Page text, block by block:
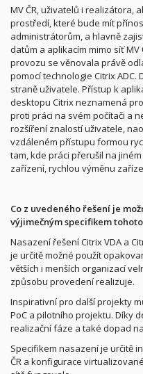
MV ČR, uživatelů i realizátora,
prostředí, které bude mít
administrátorům, a hlavně
datům a aplikacím mimo síť
provozu se věnovala právě
pomocí technologie Citrix
straně uživatele. Přístup k
desktopu Citrix neznamená
proti práci na svém počítači a
rozšíření znalostí uživatele,
vzdáleném přístupu formou
tam, kde práci přerušil na
zařízení, rychlou výměnu
Co z uvedeného řešení je
výjimečným specifikem
Nasazení řešení Citrix VDA a
je určitě možné použít
větších i menších organizací
způsobu provedení realizuje.
Inspirativní pro další projekty
PoC a pilotního projektu. Díky
realizační fáze a také dopad
Specifikem nasazení je určitě
ČR a konfigurace